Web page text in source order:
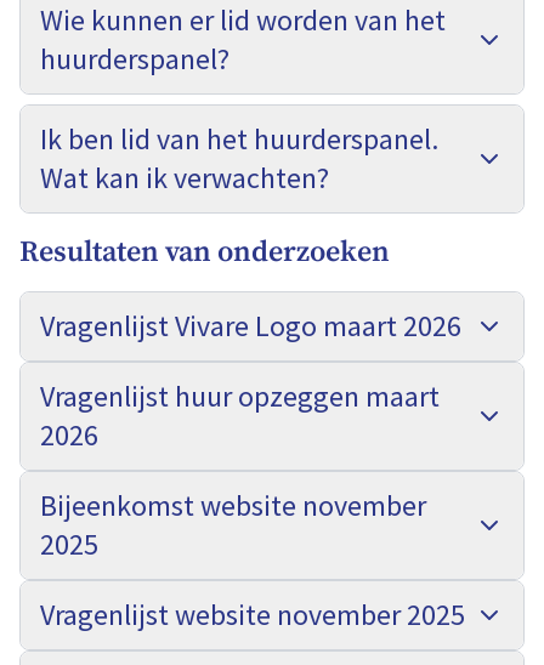
Wie kunnen er lid worden van het
huurderspanel?
Ik ben lid van het huurderspanel.
Wat kan ik verwachten?
Resultaten van onderzoeken
Vragenlijst Vivare Logo maart 2026
Vragenlijst huur opzeggen maart
2026
Bijeenkomst website november
2025
Vragenlijst website november 2025